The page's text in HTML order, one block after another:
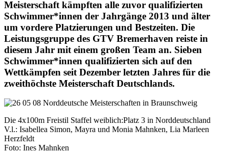
Meisterschaft kämpften alle zuvor qualifizierten
Schwimmer*innen der Jahrgänge 2013 und älter
um vordere Platzierungen und Bestzeiten. Die
Leistungsgruppe des GTV Bremerhaven reiste in
diesem Jahr mit einem großen Team an. Sieben
Schwimmer*innen qualifizierten sich auf den
Wettkämpfen seit Dezember letzten Jahres für die
zweithöchste Meisterschaft Deutschlands.
Die 4x100m Freistil Staffel weiblich:Platz 3 in Norddeutschland
V.l.: Isabellea Simon, Mayra und Monia Mahnken, Lia Marleen
Herzfeldt
Foto: Ines Mahnken